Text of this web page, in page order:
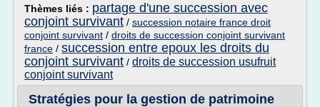
Thèmes liés : partage d'une succession avec
conjoint survivant / succession notaire france droit
conjoint survivant / droits de succession conjoint survivant
france / succession entre epoux les droits du
conjoint survivant / droits de succession usufruit
conjoint survivant
Stratégies pour la gestion de patrimoine